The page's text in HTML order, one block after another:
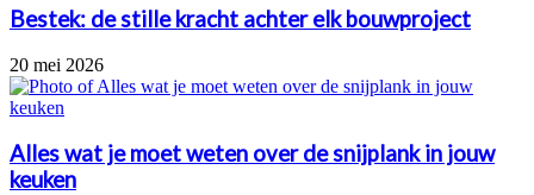
Bestek: de stille kracht achter elk bouwproject
20 mei 2026
Alles wat je moet weten over de snijplank in jouw
keuken